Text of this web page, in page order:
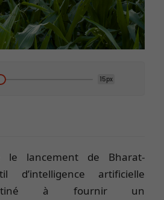
15px
le lancement de Bharat-
d’intelligence artificielle
à fournir un